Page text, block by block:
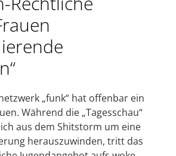
„funk“ hat offenbar ein
Während die „Tagesschau“
aus dem Shitstorm um eine
herauszuwinden, tritt das